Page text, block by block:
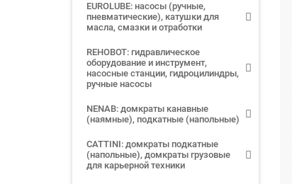
EUROLUBE: насосы (ручные,
пневматические), катушки для
масла, смазки и отработки
REHOBOT: гидравлическое
оборудование и инструмент,
насосные станции, гидроцилиндры,
ручные насосы
NENAB: домкраты канавные
(наямные), подкатные (напольные)
CATTINI: домкраты подкатные
(напольные), домкраты грузовые
для карьерной техники